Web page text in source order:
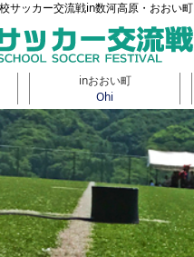
サッカー交流戦in数河高原・おおい町
inおおい町
Ohi